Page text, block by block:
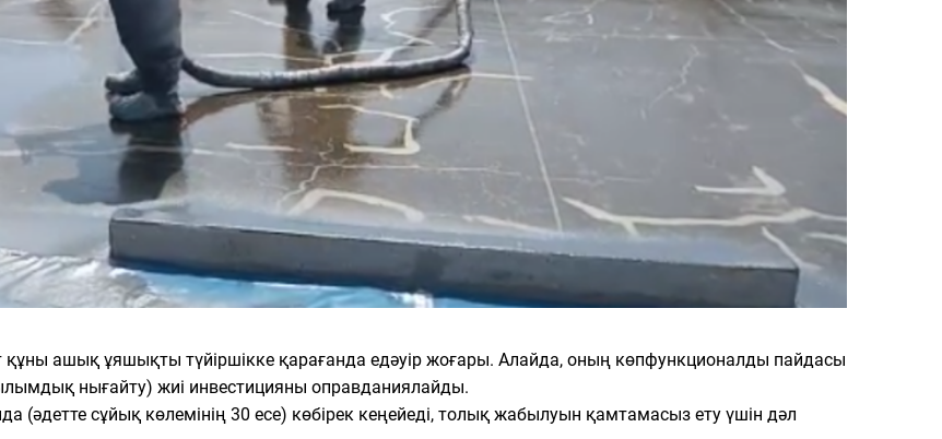
құны ашық ұяшықты түйіршікке қарағанда едәуір жоғары. Алайда, оның көпфункционалды пайдасы
нығайту) жиі инвестицияны оправданиялайды.
(әдетте сұйық көлемінің 30 есе) көбірек кеңейеді, толық жабылуын қамтамасыз ету үшін дәл